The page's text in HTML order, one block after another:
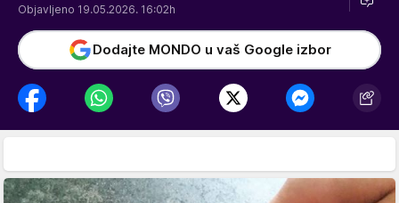
Objavljeno 19.05.2026. 16:02h
Dodajte MONDO u vaš Google izbor